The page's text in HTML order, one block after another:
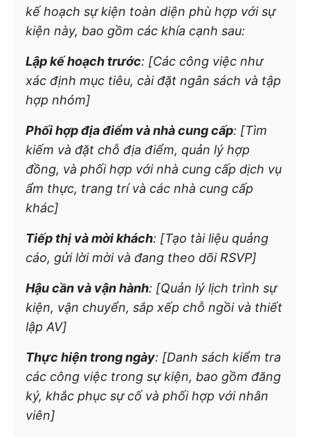
kế hoạch sự kiện toàn diện phù hợp với sự
kiện này, bao gồm các khía cạnh sau:
Lập kế hoạch trước: [Các công việc như
xác định mục tiêu, cài đặt ngân sách và tập
hợp nhóm]
Phối hợp địa điểm và nhà cung cấp: [Tìm
kiếm và đặt chỗ địa điểm, quản lý hợp
đồng, và phối hợp với nhà cung cấp dịch vụ
ẩm thực, trang trí và các nhà cung cấp
khác]
Tiếp thị và mời khách: [Tạo tài liệu quảng
cáo, gửi lời mời và đang theo dõi RSVP]
Hậu cần và vận hành: [Quản lý lịch trình sự
kiện, vận chuyển, sắp xếp chỗ ngồi và thiết
lập AV]
Thực hiện trong ngày: [Danh sách kiểm tra
các công việc trong sự kiện, bao gồm đăng
ký, khắc phục sự cố và phối hợp với nhân
viên]